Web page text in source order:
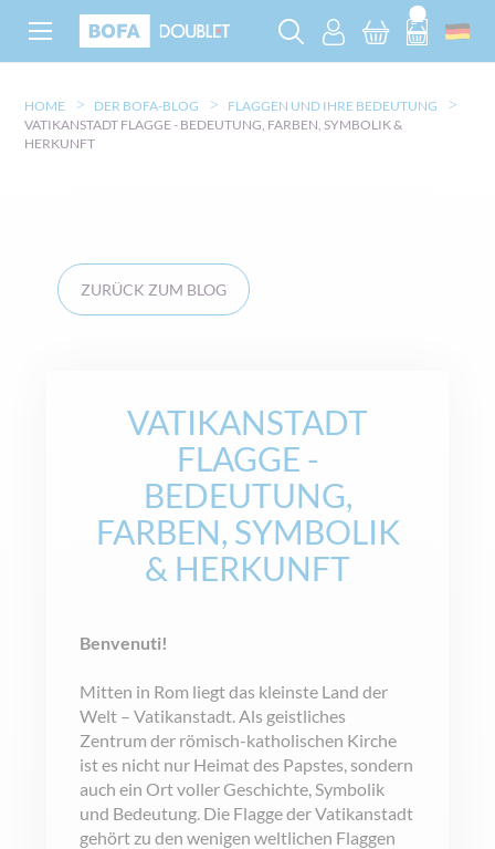
HOME DER BOFA-BLOG
FLAGGEN UND IHRE BEDEUTUNG
VATIKANSTADT FLAGGE - BEDEUTUNG, FARBEN, SYMBOLIK &
HERKUNFT
ZURÜCK ZUM BLOG
VATIKANSTADT
FLAGGE -
BEDEUTUNG,
FARBEN, SYMBOLIK
& HERKUNFT
Benvenuti!
Mitten in Rom liegt das kleinste Land der
Welt – Vatikanstadt. Als geistliches
Zentrum der römisch-katholischen Kirche
ist es nicht nur Heimat des Papstes, sondern
auch ein Ort voller Geschichte, Symbolik
und Bedeutung. Die Flagge der Vatikanstadt
gehört zu den wenigen weltlichen Flaggen